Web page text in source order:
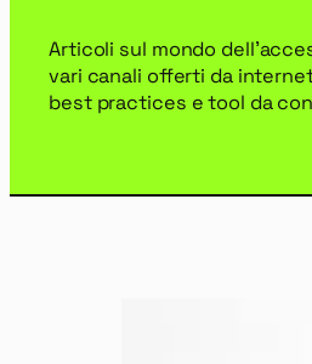
Articoli sul mondo
vari canali offerti da
best practices e tool da